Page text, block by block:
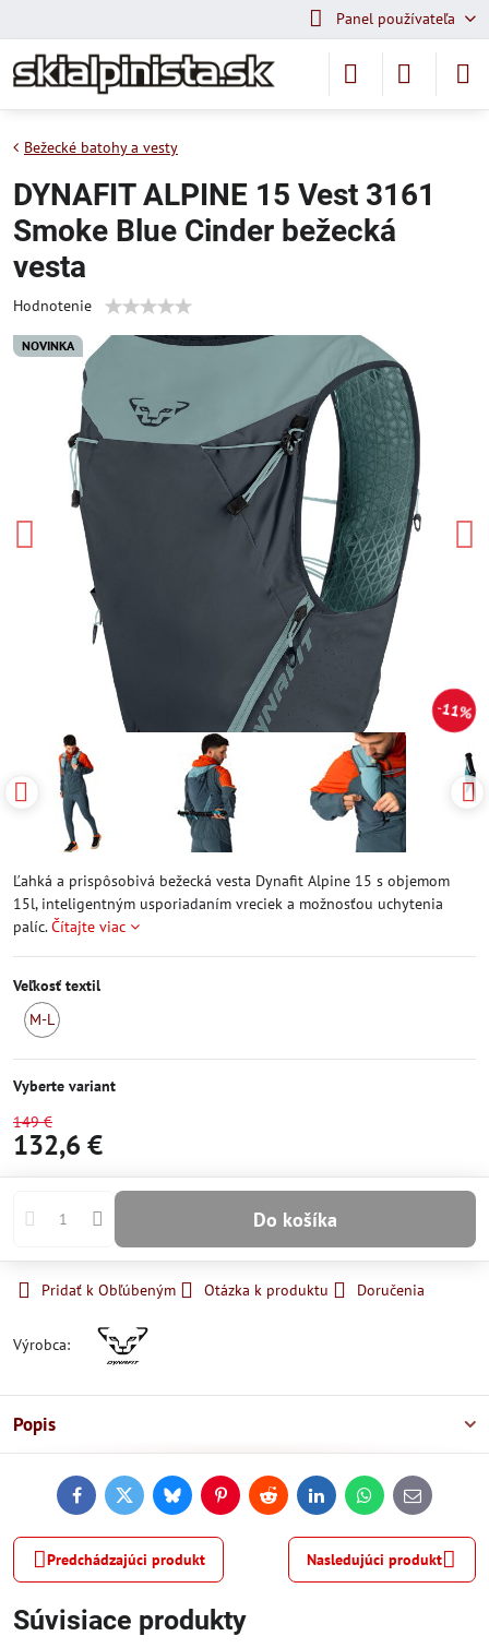
Panel používateľa
NOVINKA
11%
Bežecké batohy a vesty
DYNAFIT ALPINE 15 Vest 3161
Smoke Blue Cinder bežecká
vesta
Hodnotenie
Ľahká a prispôsobivá bežecká vesta Dynafit Alpine 15 s objemom
15l, inteligentným usporiadaním vreciek a možnosťou uchytenia
palíc.Čítajte viac
Veľkosť textil
M-L
Vyberte variant
149 €
132,6 €
Do košíka
Pridať k Obľúbeným Otázka k produktu Doručenia
Výrobca:
Popis
FacebookTwitterBlueskyPinterestReddit LinkedInWhatsApp
E-
mail
Predchádzajúci produkt Nasledujúci produkt
Súvisiace produkty